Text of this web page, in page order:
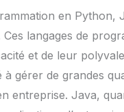
en
Ces langages de
et de leur
à gérer de grandes
entreprise. Java,